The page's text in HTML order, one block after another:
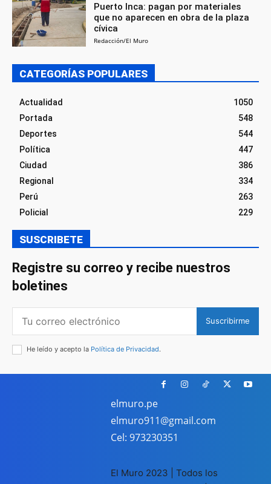
Puerto Inca: pagan por materiales
que no aparecen en obra de la plaza
cívica
Redacción/El Muro
CATEGORÍAS POPULARES
Actualidad
1050
Portada
548
Deportes
544
Política
447
Ciudad
386
Regional
334
Perú
263
Policial
229
SUSCRIBETE
Registre su correo y recibe nuestros
boletines
Suscribirme
He leído y acepto la Política de Privacidad.
elmuro.pe
elmuro911@gmail.com
Cel: 973230351
El Muro 2023 | Todos los